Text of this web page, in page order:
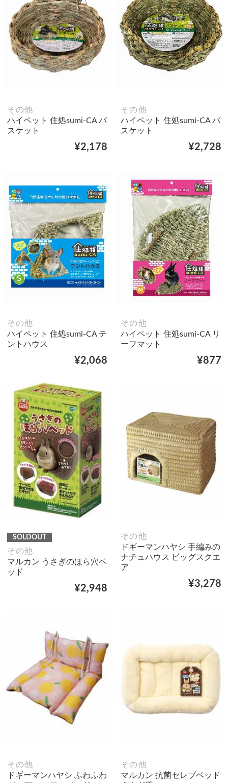
その他
ハイペット 住処sumi-CA バ
スケット
¥2,178
その他
ハイペット 住処sumi-CA バ
スケット
¥2,728
その他
ハイペット 住処sumi-CA テ
ントハウス
¥2,068
その他
ハイペット 住処sumi-CA リ
ーフマット
¥877
SOLDOUT
その他
マルカン うさぎのほら穴ベ
ッド
¥2,948
その他
ドギーマンハヤシ 手編みの
ナチュハウス ビッグスクエ
ア
¥3,278
その他
ドギーマンハヤシ ふわふわ
その他
マルカン 抗菌セレブベッド